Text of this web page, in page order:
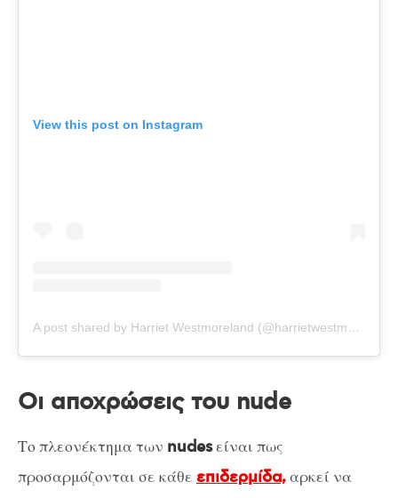
View this post on Instagram
A post shared by Harriet Westmoreland (@harrietwestmoreland)
Οι αποχρώσεις του nude
Το πλεονέκτημα των nudesείναι πως
προσαρμόζονται σε κάθε επιδερμίδα,αρκεί να